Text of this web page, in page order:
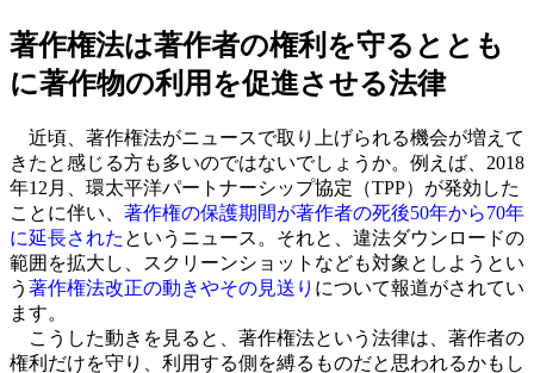
著作権法は著作者の権利を守るととも
に著作物の利用を促進させる法律
近頃、著作権法がニュースで取り上げられる機会が増えて
きたと感じる方も多いのではないでしょうか。例えば、2018
年12月、環太平洋パートナーシップ協定（TPP）が発効した
ことに伴い、 著作権の保護期間が著作者の死後50年から70年
に延長された というニュース。それと、違法ダウンロードの
範囲を拡大し、スクリーンショットなども対象としようとい
う 著作権法改正の動きやその見送り について報道がされてい
ます。
こうした動きを見ると、著作権法という法律は、著作者の
権利だけを守り、利用する側を縛るものだと思われるかもし